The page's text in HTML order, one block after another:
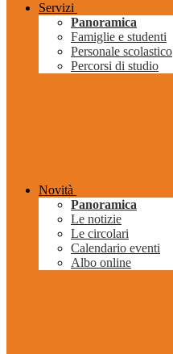
Servizi
Panoramica
Famiglie e studenti
Personale scolastico
Percorsi di studio
Novità
Panoramica
Le notizie
Le circolari
Calendario eventi
Albo online